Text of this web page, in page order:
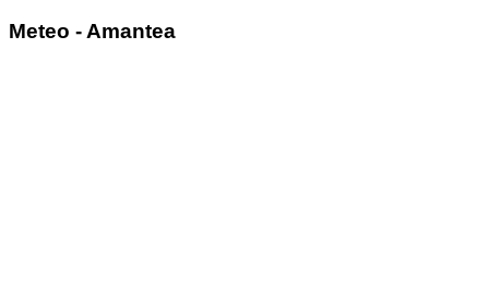
Meteo - Amantea